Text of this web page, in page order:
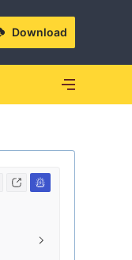
Download